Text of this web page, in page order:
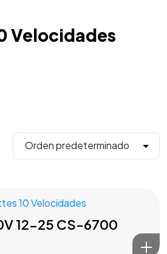
Velocidades
10 Velocidades
12-25 CS-6700